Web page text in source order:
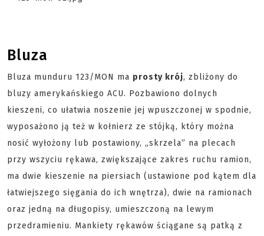
Bluza
Bluza munduru 123/MON ma prosty krój, zbliżony do
bluzy amerykańskiego ACU. Pozbawiono dolnych
kieszeni, co ułatwia noszenie jej wpuszczonej w spodnie,
wyposażono ją też w kołnierz ze stójką, który można
nosić wyłożony lub postawiony, „skrzela” na plecach
przy wszyciu rękawa, zwiększające zakres ruchu ramion,
ma dwie kieszenie na piersiach (ustawione pod kątem dla
łatwiejszego sięgania do ich wnętrza), dwie na ramionach
oraz jedną na długopisy, umieszczoną na lewym
przedramieniu. Mankiety rękawów ściągane są patką z